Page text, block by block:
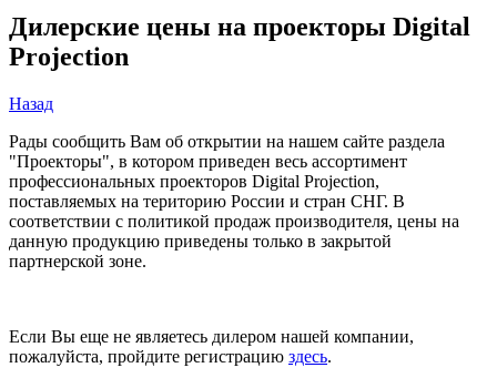
Дилерские цены на проекторы Digital
Projection
Назад
Рады сообщить Вам об открытии на нашем сайте раздела
"Проекторы", в котором приведен весь ассортимент
профессиональных проекторов Digital Projection,
поставляемых на територию России и стран СНГ. В
соответствии с политикой продаж производителя, цены на
данную продукцию приведены только в закрытой
партнерской зоне.
Если Вы еще не являетесь дилером нашей компании,
пожалуйста, пройдите регистрацию здесь.